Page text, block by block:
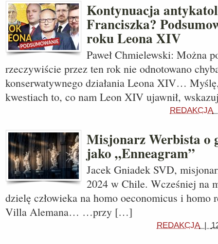
Kontynuacja
Franciszka?
roku Leona XIV
Paweł Chmielewski: Można
rzeczywiście przez ten rok nie odnotowano
konserwatywnego działania Leona XIV…
kwestiach to, co nam Leon XIV ujawnił,
REDAKCJA
Misjonarz Werbista o
jako „Enneagram”
Jacek Gniadek SVD,
2024 w Chile. Wcześniej na
dzielę człowieka na homo oeconomicus i homo
Villa Alemana… …przy […]
REDAKCJA|